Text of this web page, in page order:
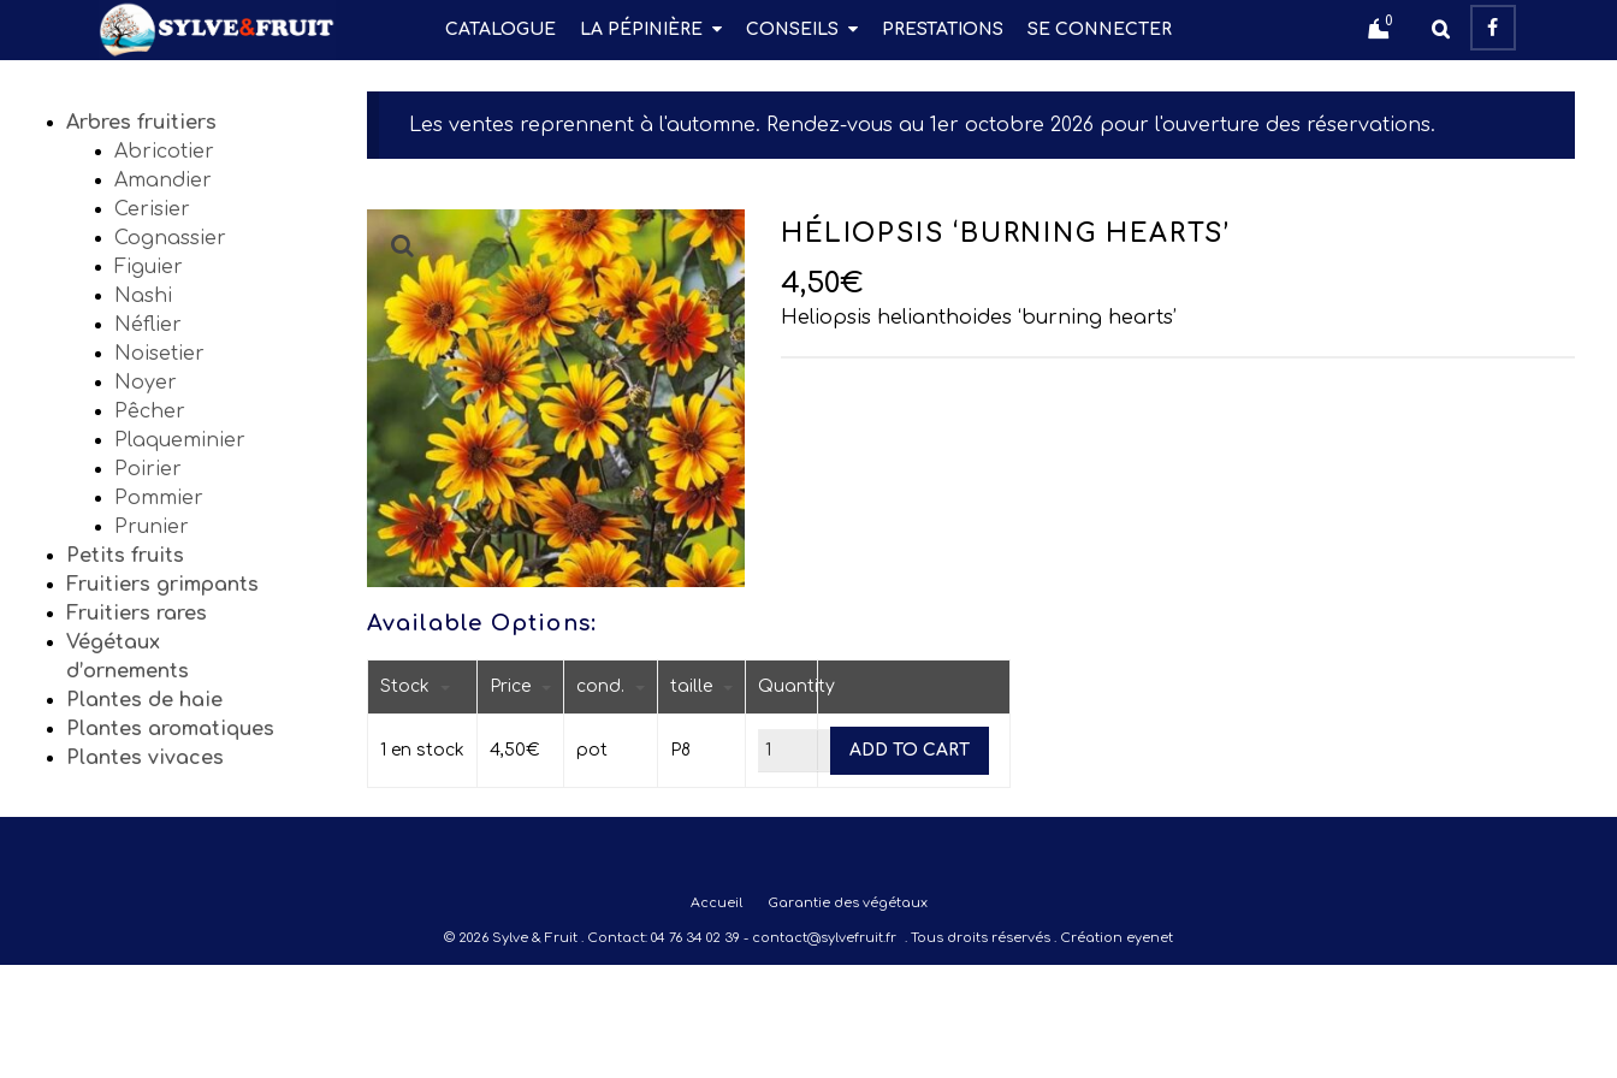
CATALOGUE LA PÉPINIÈRE CONSEILS PRESTATIONS SE CONNECTER 0
Les ventes reprennent à l'automne. Rendez-vous au 1er octobre 2026 pour l'ouverture des réservations.
HÉLIOPSIS ‘BURNING HEARTS’
4,50€
Heliopsis helianthoides ‘burning hearts’
Available Options:
Stock Price cond. taille Quantity
1 en stock 4,50€ pot P8 ADD TO CART
Arbres fruitiers
Abricotier
Amandier
Cerisier
Cognassier
Figuier
Nashi
Néflier
Noisetier
Noyer
Pêcher
Plaqueminier
Poirier
Pommier
Prunier
Petits fruits
Fruitiers grimpants
Fruitiers rares
Végétaux
d’ornements
Plantes de haie
Plantes aromatiques
Plantes vivaces
Accueil Garantie des végétaux
© 2026 Sylve & Fruit . Contact: 04 76 34 02 39 - contact@sylvefruit.fr . Tous droits réservés . Création eyenet